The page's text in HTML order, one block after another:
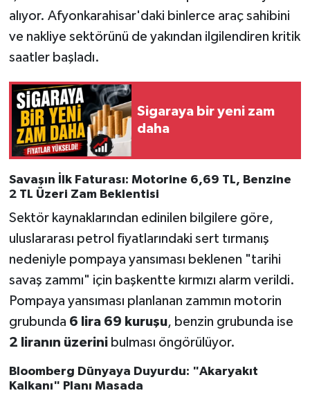
alıyor. Afyonkarahisar'daki binlerce araç sahibini
ve nakliye sektörünü de yakından ilgilendiren kritik
saatler başladı.
Sigaraya bir yeni zam
daha
Savaşın İlk Faturası: Motorine 6,69 TL, Benzine
2 TL Üzeri Zam Beklentisi
Sektör kaynaklarından edinilen bilgilere göre,
uluslararası petrol fiyatlarındaki sert tırmanış
nedeniyle pompaya yansıması beklenen "tarihi
savaş zammı" için başkentte kırmızı alarm verildi.
Pompaya yansıması planlanan zammın motorin
grubunda 6 lira 69 kuruşu, benzin grubunda ise
2 liranın üzerinibulması öngörülüyor.
Bloomberg Dünyaya Duyurdu: "Akaryakıt
Kalkanı" Planı Masada